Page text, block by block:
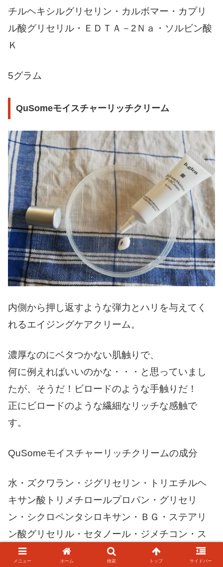
チルヘキシルグリセリン・カルボマー・カプリ
ル酸グリセリル・ＥＤＴＡ－2Ｎａ・ソルビン酸
Ｋ
5グラム
QuSomeモイスチャーリッチクリーム
内側から押し返すような弾力とハリを与えてく
れるエイジングケアクリーム。
濃厚なのにベタつかない肌触りで、
何に例えればいいのかな・・・と思っていまし
たが、そうだ！ビロードのような手触りだ！
正にビロードのような繊細なリッチな感触で
す。
QuSomeモイスチャーリッチクリームの成分
水・ズクワラン・ジグリセリン・トリエチルヘ
キサン酸トリメチロールプロパン・グリセリ
ン・シクロペンタシロキサン・ＢＧ・ステアリ
ン酸グリセリル・セタノール・ジメチコン・ス
テアリン酸ＰＥＧ－45・ジミリスチン酸ＰＥＧ
メニュー ホーム 検索 トップ サイドバー